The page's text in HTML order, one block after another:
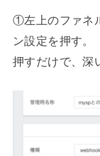
①左上のファネ
ン設定を押す。
押すだけで、深